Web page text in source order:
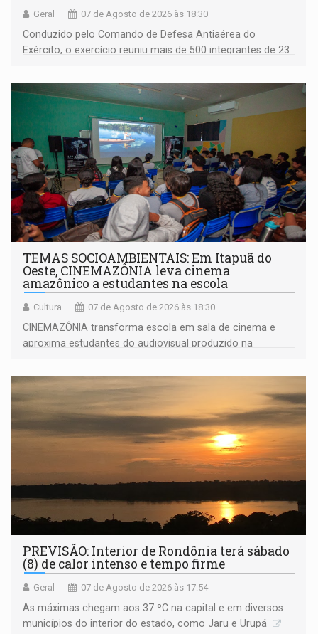
Geral 07 de Agosto de 2026 às 18:30
Conduzido pelo Comando de Defesa Antiaérea do
Exército, o exercício reuniu mais de 500 integrantes de 23
TEMAS SOCIOAMBIENTAIS: Em Itapuã do
Oeste, CINEMAZÔNIA leva cinema
amazônico a estudantes na escola
Cultura 07 de Agosto de 2026 às 18:30
CINEMAZÔNIA transforma escola em sala de cinema e
aproxima estudantes do audiovisual produzido na
PREVISÃO: Interior de Rondônia terá sábado
(8) de calor intenso e tempo firme
Geral 07 de Agosto de 2026 às 17:54
As máximas chegam aos 37 ºC na capital e em diversos
municípios do interior do estado, como Jaru e Urupá